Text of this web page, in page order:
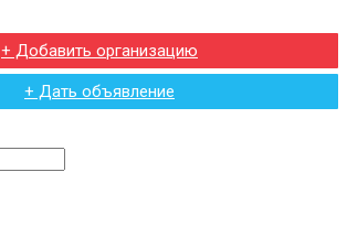
+ Добавить организацию
+ Дать объявление